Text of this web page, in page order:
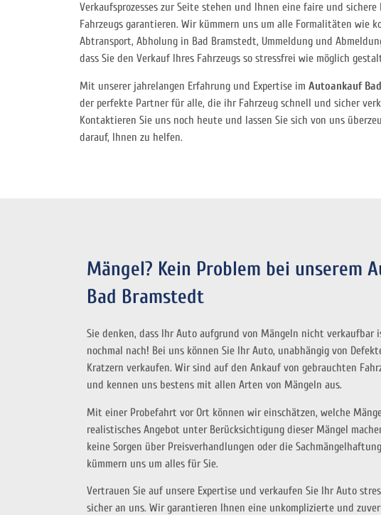
Verkaufsprozesses zur Seite stehen und Ihnen eine faire und sichere
Fahrzeugs garantieren. Wir kümmern uns um alle Formalitäten wie
Abtransport, Abholung in Bad Bramstedt, Ummeldung und
dass Sie den Verkauf Ihres Fahrzeugs so stressfrei wie möglich
Mit unserer jahrelangen Erfahrung und Expertise im Autoankauf
der perfekte Partner für alle, die ihr Fahrzeug schnell und sicher
Kontaktieren Sie uns noch heute und lassen Sie sich von uns
darauf, Ihnen zu helfen.
Mängel? Kein Problem bei unserem
Bad Bramstedt
Sie denken, dass Ihr Auto aufgrund von Mängeln nicht verkaufbar
nochmal nach! Bei uns können Sie Ihr Auto, unabhängig von
Kratzern verkaufen. Wir sind auf den Ankauf von gebrauchten
und kennen uns bestens mit allen Arten von Mängeln aus.
Mit einer Probefahrt vor Ort können wir einschätzen, welche
realistisches Angebot unter Berücksichtigung dieser Mängel
keine Sorgen über Preisverhandlungen oder die
kümmern uns um alles für Sie.
Vertrauen Sie auf unsere Expertise und verkaufen Sie Ihr Auto
sicher an uns. Wir garantieren Ihnen eine unkomplizierte und